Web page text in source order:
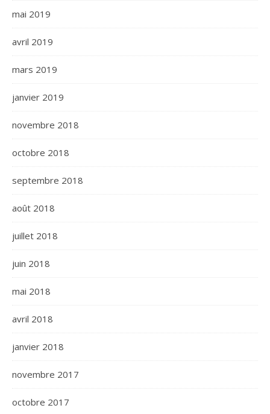
mai 2019
avril 2019
mars 2019
janvier 2019
novembre 2018
octobre 2018
septembre 2018
août 2018
juillet 2018
juin 2018
mai 2018
avril 2018
janvier 2018
novembre 2017
octobre 2017